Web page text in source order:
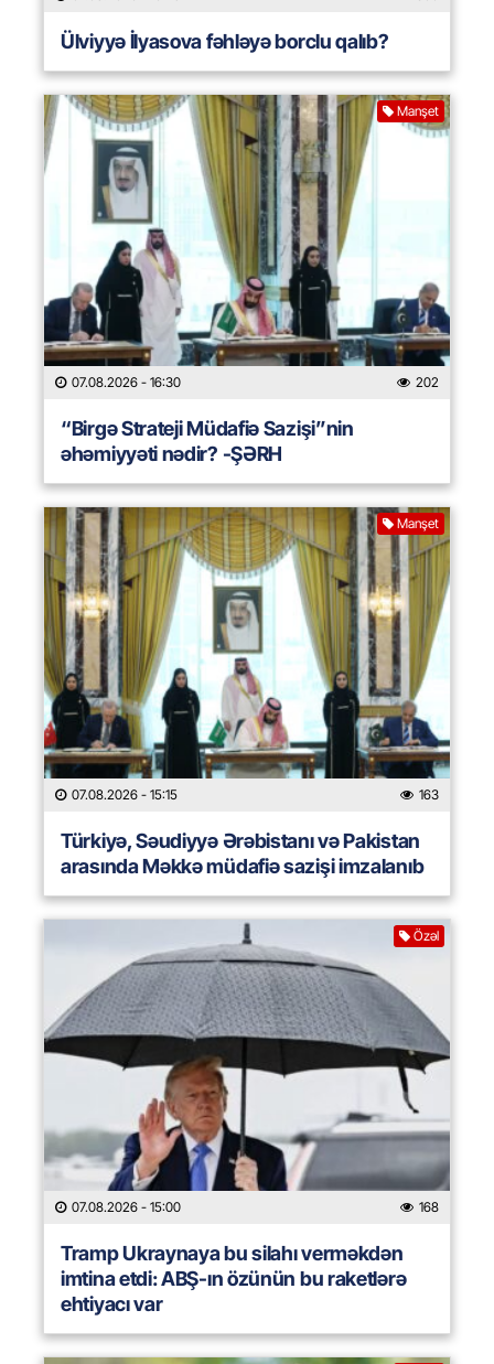
Ülviyyə İlyasova fəhləyə borclu qalıb?
Manşet
07.08.2026 - 16:30 202
“Birgə Strateji Müdafiə Sazişi”nin
əhəmiyyəti nədir? -ŞƏRH
Manşet
07.08.2026 - 15:15 163
Türkiyə, Səudiyyə Ərəbistanı və Pakistan
arasında Məkkə müdafiə sazişi imzalanıb
Özəl
07.08.2026 - 15:00 168
Tramp Ukraynaya bu silahı verməkdən
imtina etdi: ABŞ-ın özünün bu raketlərə
ehtiyacı var